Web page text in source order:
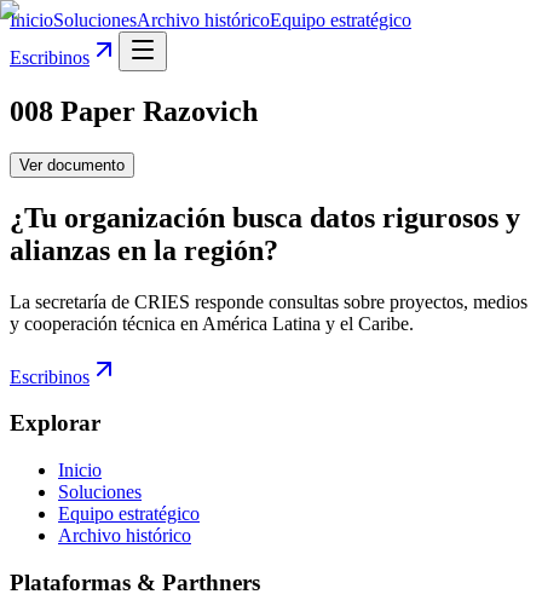
InicioSolucionesArchivo históricoEquipo estratégico
Escribinos
008 Paper Razovich
Ver documento
¿Tu organización busca datos rigurosos y
alianzas en la región?
La secretaría de CRIES responde consultas sobre proyectos, medios
y cooperación técnica en América Latina y el Caribe.
Escribinos
Explorar
Inicio
Soluciones
Equipo estratégico
Archivo histórico
Plataformas & Parthners